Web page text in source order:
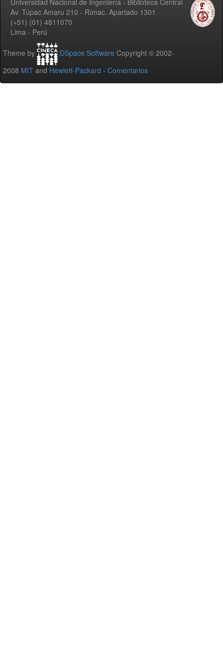
Av. Túpac Amaru 210 - Rímac. Apartado 1301
(+51) (01) 4811070
Lima - Perú
Theme by DSpace Software Copyright © 2002-
2008 MIT and Hewlett-Packard - Comentarios